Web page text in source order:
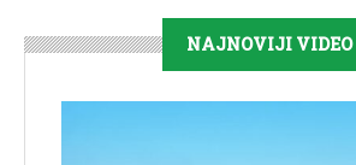
NAJNOVIJI VIDEO